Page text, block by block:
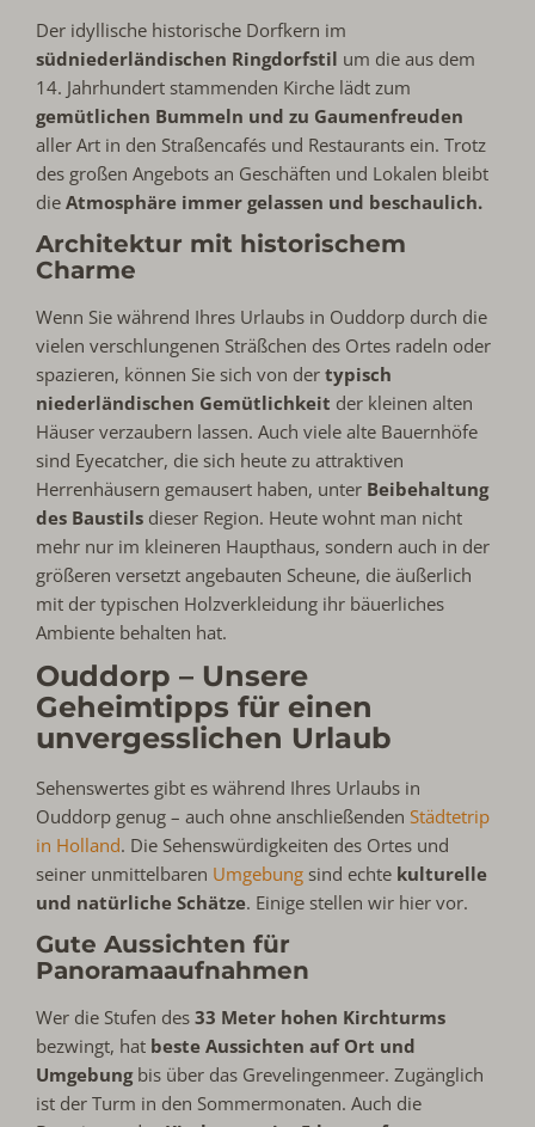
Der idyllische historische Dorfkern im
südniederländischen Ringdorfstil um die aus dem
14. Jahrhundert stammenden Kirche lädt zum
gemütlichen Bummeln und zu Gaumenfreuden
aller Art in den Straßencafés und Restaurants ein. Trotz
des großen Angebots an Geschäften und Lokalen bleibt
dieAtmosphäre immer gelassen und beschaulich.
Architektur mit historischem
Charme
Wenn Sie während Ihres Urlaubs in Ouddorp durch die
vielen verschlungenen Sträßchen des Ortes radeln oder
spazieren, können Sie sich von dertypisch
niederländischen Gemütlichkeit der kleinen alten
Häuser verzaubern lassen. Auch viele alte Bauernhöfe
sind Eyecatcher, die sich heute zu attraktiven
Herrenhäusern gemausert haben, unter Beibehaltung
des Baustils dieser Region. Heute wohnt man nicht
mehr nur im kleineren Haupthaus, sondern auch in der
größeren versetzt angebauten Scheune, die äußerlich
mit der typischen Holzverkleidung ihr bäuerliches
Ambiente behalten hat.
Ouddorp – Unsere
Geheimtipps für einen
unvergesslichen Urlaub
Sehenswertes gibt es während Ihres Urlaubs in
Ouddorp genug – auch ohne anschließendenStädtetrip
in Holland. Die Sehenswürdigkeiten des Ortes und
seiner unmittelbaren Umgebung sind echte kulturelle
und natürliche Schätze. Einige stellen wir hier vor.
Gute Aussichten für
Panoramaaufnahmen
Wer die Stufen des33 Meter hohen Kirchturms
bezwingt, hat beste Aussichten auf Ort und
Umgebungbis über das Grevelingenmeer. Zugänglich
ist der Turm in den Sommermonaten. Auch die